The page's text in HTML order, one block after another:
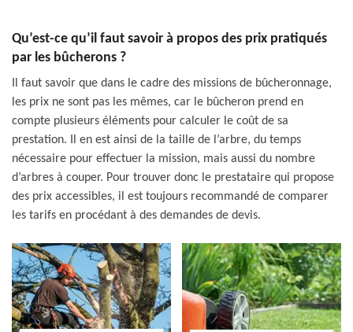
Qu’est-ce qu’il faut savoir à propos des prix pratiqués
par les bûcherons ?
Il faut savoir que dans le cadre des missions de bûcheronnage,
les prix ne sont pas les mêmes, car le bûcheron prend en
compte plusieurs éléments pour calculer le coût de sa
prestation. Il en est ainsi de la taille de l’arbre, du temps
nécessaire pour effectuer la mission, mais aussi du nombre
d’arbres à couper. Pour trouver donc le prestataire qui propose
des prix accessibles, il est toujours recommandé de comparer
les tarifs en procédant à des demandes de devis.